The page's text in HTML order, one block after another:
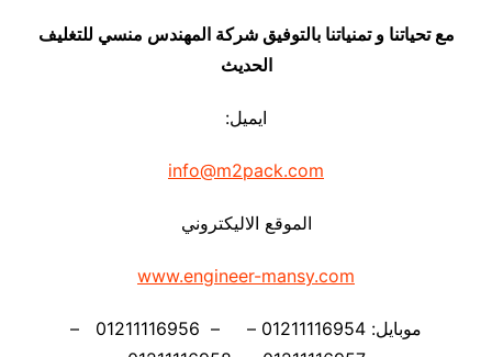
مع تحياتنا و تمنياتنا بالتوفيق شركة المهندس منسي للتغليف
الحديث
ايميل:
info@m2pack.com
الموقع الاليكتروني
www.engineer-mansy.com
موبايل: 01211116954 – – 01211116956 –